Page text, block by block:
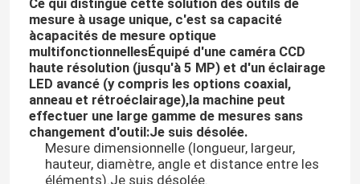
Ce qui distingue cette solution des outils de
mesure à usage unique, c'est sa capacité
àcapacités de mesure optique
multifonctionnellesÉquipé d'une caméra CCD
haute résolution (jusqu'à 5 MP) et d'un éclairage
LED avancé (y compris les options coaxial,
anneau et rétroéclairage),la machine peut
effectuer une large gamme de mesures sans
changement d'outil:Je suis désolée.
Mesure dimensionnelle (longueur, largeur,
hauteur, diamètre, angle et distance entre les
éléments).Je suis désolée.